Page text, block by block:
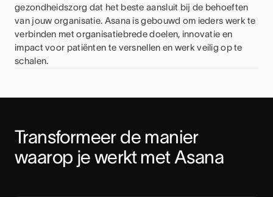
gezondheidszorg dat het beste aansluit bij de behoeften
van jouw organisatie. Asana is gebouwd om ieders werk te
verbinden met organisatiebrede doelen, innovatie en
impact voor patiënten te versnellen en werk veilig op te
schalen.
Transformeer de manier
waarop je werkt met Asana